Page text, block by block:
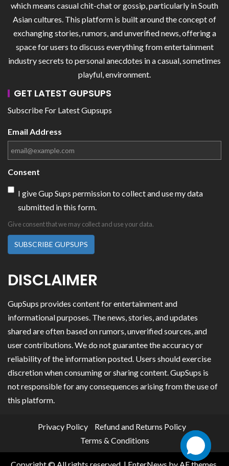
which means casual chit-chat or gossip, particularly in South
Asian cultures. This platform is built around the concept of
exchanging stories, rumors, and unverified news, offering a
space for users to discuss everything from entertainment
industry secrets to personal anecdotes in a casual, sometimes
playful, environment.
GET LATEST GUPSUPS
Subscribe For Latest Gupsups
Email Address
Consent
I give Gup Sups permission to collect and use my data
submitted in this form.
Give consent that we may collect and use your data.
SUBSCRIBE GUPSUPS
DISCLAIMER
GupSups provides content for entertainment and
informational purposes. The news, stories, and updates
shared are often based on rumors, unverified sources, and
user contributions. We do not guarantee the accuracy or
reliability of the information posted. Users should exercise
discretion when consuming or sharing content. GupSups is
not responsible for any consequences arising from the use of
this platform.
Privacy Policy
Refund and Returns Policy
Terms & Conditions